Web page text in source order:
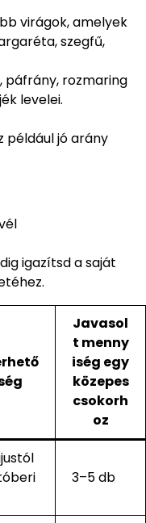
virágok, amelyek
szegfű,
páfrány, rozmaring
levelei.
például jó arány
igazítsd a saját
Javasol
t menny
iség egy
közepes
csokorh
oz
3–5 db